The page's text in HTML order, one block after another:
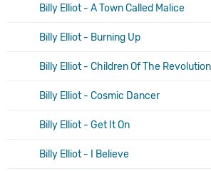
Billy Elliot - A Town Called Malice
Billy Elliot - Burning Up
Billy Elliot - Children Of The Revolution
Billy Elliot - Cosmic Dancer
Billy Elliot - Get It On
Billy Elliot - I Believe